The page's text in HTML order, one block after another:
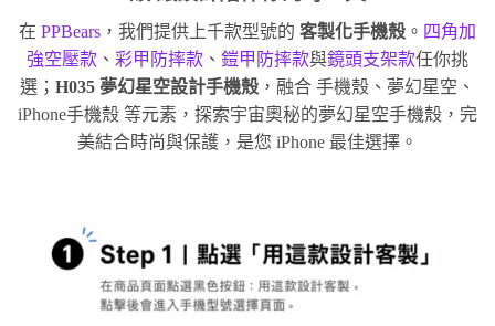
在 PPBears ，我們提供上千款型號的 客製化手機殼 。 四角加
強空壓款 、 彩甲防摔款 、 鎧甲防摔款與鏡頭支架款任你挑
選； H035 夢幻星空設計手機殼 ，融合 手機殼、夢幻星空、
iPhone手機殼 等元素，探索宇宙奧秘的夢幻星空手機殼，完
美結合時尚與保護，是您 iPhone 最佳選擇。